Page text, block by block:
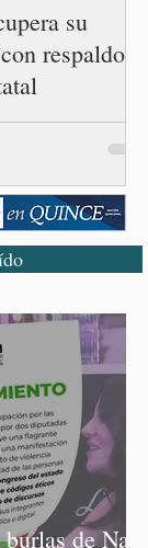
su
respaldo
de Nay